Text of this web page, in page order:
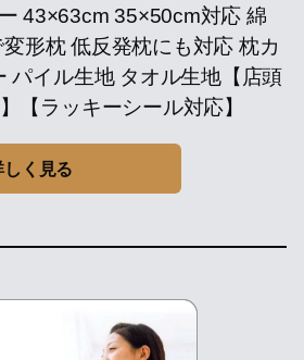
43×63cm 35×50cm対応 綿
形枕 低反発枕にも対応 枕カ
パイル生地 タオル生地【店頭
【ラッキーシール対応】
しく見る